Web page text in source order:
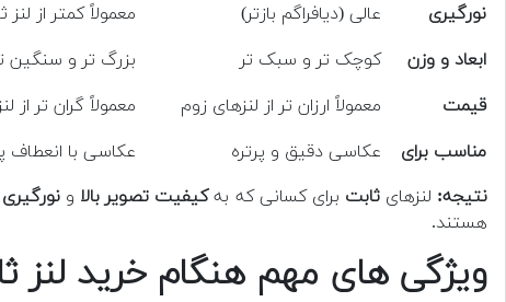
نورگیری
عالی (دیافراگم بازتر) معمولاً کمتر از لنز
ابعاد و وزن
کوچک تر و سبک تر بزرگ تر و سنگین
قیمت
معمولاً ارزان تر از لنزهای زوم معمولاً گران تر از
مناسب برای
عکاسی دقیق و پرتره عکاسی با انعطاف
نتیجه: لنزهایثابت برای کسانی که بهکیفیت تصویر بالا و
هستند.
ویژگی های مهم هنگام خرید لنز